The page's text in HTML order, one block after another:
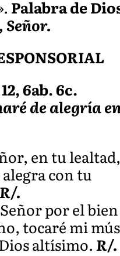
Palabra de
6ab. 6c.
de alegría
en tu
con tu
R/.
por el
tocaré mi
altísimo.R/.